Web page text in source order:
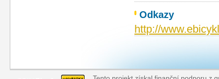
Odkazy
http://